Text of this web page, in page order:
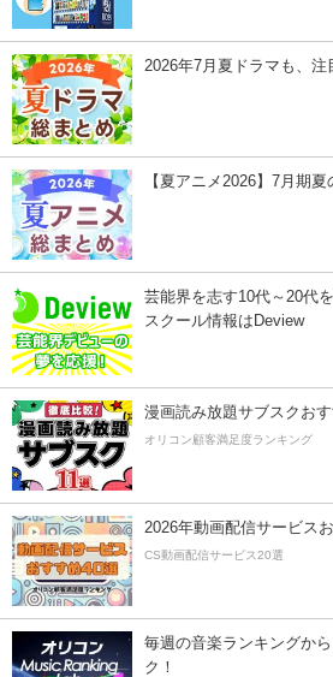
2026年7月夏ドラマも、注
【夏アニメ2026】7月期
芸能界を志す10代～20代
スクール情報はDeview
漫画読み放題サブスクおす
オリコン顧客満足度ランキング
2026年動画配信サービス
CS動画配信サービス20選
毎週の音楽ランキングか
ク！